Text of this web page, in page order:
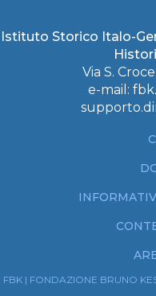
Istituto Storico Italo-
Via S.
e-mail:
FBK | FONDAZIONE BRUNO